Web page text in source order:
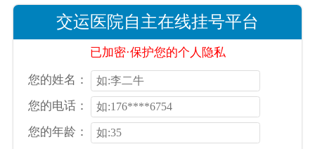
交运医院自主在线挂号平台
已加密·保护您的个人隐私
您的姓名：
您的电话：
您的年龄：